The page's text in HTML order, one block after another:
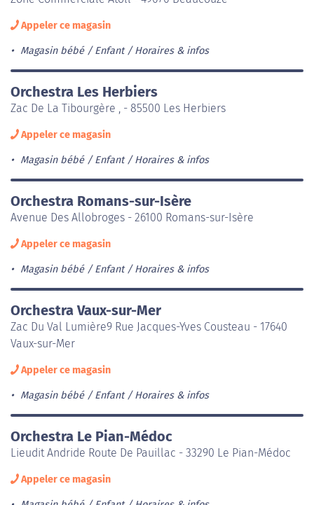
Appeler ce magasin
Magasin bébé / Enfant Horaires & infos
Orchestra Les Herbiers
Zac De La Tibourgère , - 85500 Les Herbiers
Appeler ce magasin
Magasin bébé / Enfant Horaires & infos
Orchestra Romans-sur-Isère
Avenue Des Allobroges - 26100 Romans-sur-Isère
Appeler ce magasin
Magasin bébé / Enfant Horaires & infos
Orchestra Vaux-sur-Mer
Zac Du Val Lumière9 Rue Jacques-Yves Cousteau - 17640
Vaux-sur-Mer
Appeler ce magasin
Magasin bébé / Enfant Horaires & infos
Orchestra Le Pian-Médoc
Lieudit Andride Route De Pauillac - 33290 Le Pian-Médoc
Appeler ce magasin